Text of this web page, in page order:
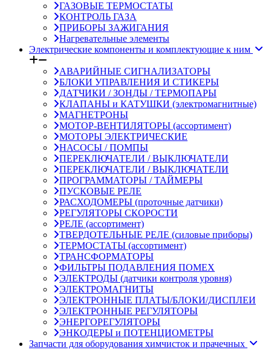
ГАЗОВЫЕ ТЕРМОСТАТЫ
КОНТРОЛЬ ГАЗА
ПРИБОРЫ ЗАЖИГАНИЯ
Нагревательные элементы
Электрические компоненты и комплектующие к ним
АВАРИЙНЫЕ СИГНАЛИЗАТОРЫ
БЛОКИ УПРАВЛЕНИЯ И СТИКЕРЫ
ДАТЧИКИ / ЗОНДЫ / ТЕРМОПАРЫ
КЛАПАНЫ и КАТУШКИ (электромагнитные)
МАГНЕТРОНЫ
МОТОР-ВЕНТИЛЯТОРЫ (ассортимент)
МОТОРЫ ЭЛЕКТРИЧЕСКИЕ
НАСОСЫ / ПОМПЫ
ПЕРЕКЛЮЧАТЕЛИ / ВЫКЛЮЧАТЕЛИ
ПЕРЕКЛЮЧАТЕЛИ / ВЫКЛЮЧАТЕЛИ
ПРОГРАММАТОРЫ / ТАЙМЕРЫ
ПУСКОВЫЕ РЕЛЕ
РАСХОДОМЕРЫ (проточные датчики)
РЕГУЛЯТОРЫ СКОРОСТИ
РЕЛЕ (ассортимент)
ТВЕРДОТЕЛЬНЫЕ РЕЛЕ (силовые приборы)
ТЕРМОСТАТЫ (ассортимент)
ТРАНСФОРМАТОРЫ
ФИЛЬТРЫ ПОДАВЛЕНИЯ ПОМЕХ
ЭЛЕКТРОДЫ (датчики контроля уровня)
ЭЛЕКТРОМАГНИТЫ
ЭЛЕКТРОННЫЕ ПЛАТЫ/БЛОКИ/ДИСПЛЕИ
ЭЛЕКТРОННЫЕ РЕГУЛЯТОРЫ
ЭНЕРГОРЕГУЛЯТОРЫ
ЭНКОДЕРЫ и ПОТЕНЦИОМЕТРЫ
Запчасти для оборудования химчисток и прачечных